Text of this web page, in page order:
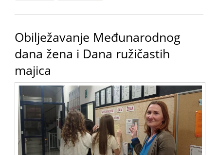
Obilježavanje Međunarodnog
dana žena i Dana ružičastih
majica